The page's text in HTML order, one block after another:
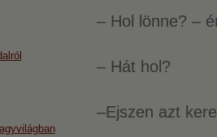
– Hol lönne? –
– Hát hol?
–Ejszen azt